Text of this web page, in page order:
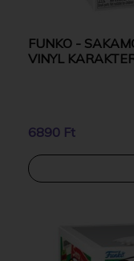
FUNKO -
VINYL
6890 Ft